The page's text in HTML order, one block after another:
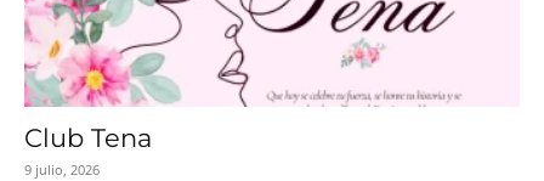
Club Tena
9 julio, 2026